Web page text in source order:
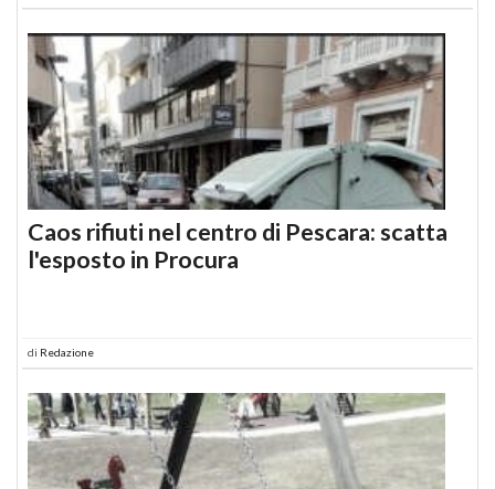
Caos rifiuti nel centro di Pescara: scatta
l'esposto in Procura
di Redazione